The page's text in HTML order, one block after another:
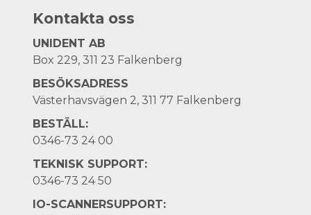
Kontakta oss
UNIDENT AB
Box 229, 311 23 Falkenberg
BESÖKSADRESS
Västerhavsvägen 2, 311 77 Falkenberg
BESTÄLL:
0346-73 24 00
TEKNISK SUPPORT:
0346-73 24 50
IO-SCANNERSUPPORT: